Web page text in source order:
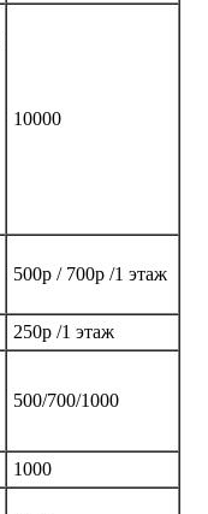
10000
500р / 700р /1 этаж
250р /1 этаж
500/700/1000
1000